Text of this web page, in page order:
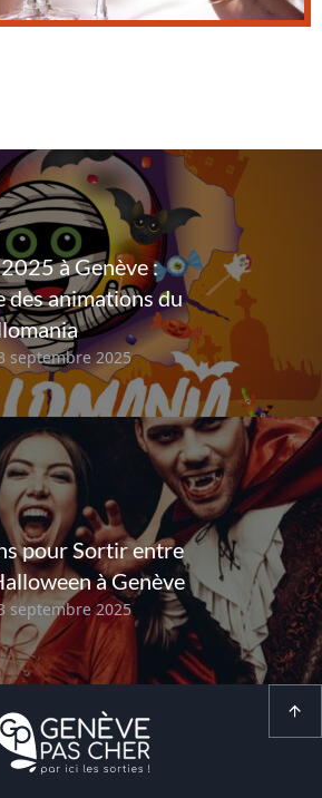
à Genève :
des animations du
septembre 2025
pour Sortir entre
à Genève
septembre 2025